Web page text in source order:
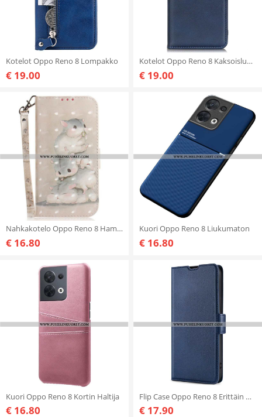
Kotelot Oppo Reno 8 Lompakko
€ 19.00
Kotelot Oppo Reno 8 Kaksoislukko
€ 19.00
Nahkakotelo Oppo Reno 8 Hamsterit Kaulanauhalla
€ 16.80
Kuori Oppo Reno 8 Liukumaton
€ 16.80
Kuori Oppo Reno 8 Kortin Haltija
€ 16.80
Flip Case Oppo Reno 8 Erittäin Hieno
€ 17.90